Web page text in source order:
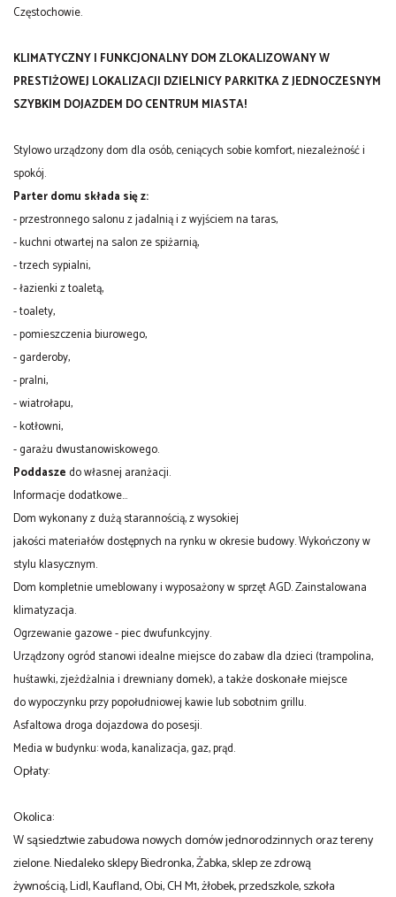
Częstochowie.
KLIMATYCZNY I FUNKCJONALNY DOM ZLOKALIZOWANY W
PRESTIŻOWEJ LOKALIZACJI DZIELNICY PARKITKA Z JEDNOCZESNYM
SZYBKIM DOJAZDEM DO CENTRUM MIASTA!
Stylowo urządzony dom dla osób, ceniących sobie komfort, niezależność i
spokój.
Parter domu składa się z:
- przestronnego salonu z jadalnią i z wyjściem na taras,
- kuchni otwartej na salon ze spiżarnią,
- trzech sypialni,
- łazienki z toaletą,
- toalety,
- pomieszczenia biurowego,
- garderoby,
- pralni,
- wiatrołapu,
-kotłowni,
- garażu dwustanowiskowego.
Poddasze do własnej aranżacji.
Informacje dodatkowe...
Dom wykonany z dużą starannością, z wysokiej
jakości materiałów dostępnych na rynku w okresie budowy. Wykończony w
stylu klasycznym.
Dom kompletnie umeblowany i wyposażony w sprzęt AGD. Zainstalowana
klimatyzacja.
Ogrzewanie gazowe - piec dwufunkcyjny.
Urządzony ogród stanowi idealne miejsce do zabaw dla dzieci (trampolina,
huśtawki, zjeżdżalnia i drewniany domek), a także doskonałe miejsce
do wypoczynku przy popołudniowej kawie lub sobotnim grillu.
Asfaltowa droga dojazdowa do posesji.
Media w budynku: woda, kanalizacja,gaz,prąd.
Opłaty:
Okolica:
W sąsiedztwie zabudowa nowych domów jednorodzinnych oraz tereny
zielone. Niedaleko sklepy Biedronka, Żabka, sklep ze zdrową
żywnością, Lidl, Kaufland, Obi, CH M1, żłobek, przedszkole, szkoła